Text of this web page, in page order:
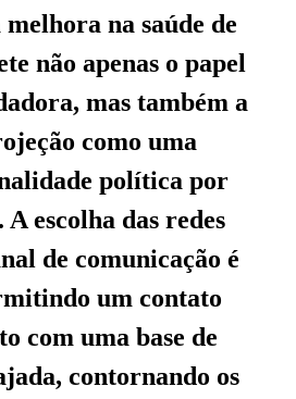
na saúde de
não apenas o papel
mas também a
como uma
política por
escolha das redes
de comunicação é
um contato
com uma base de
contornando os